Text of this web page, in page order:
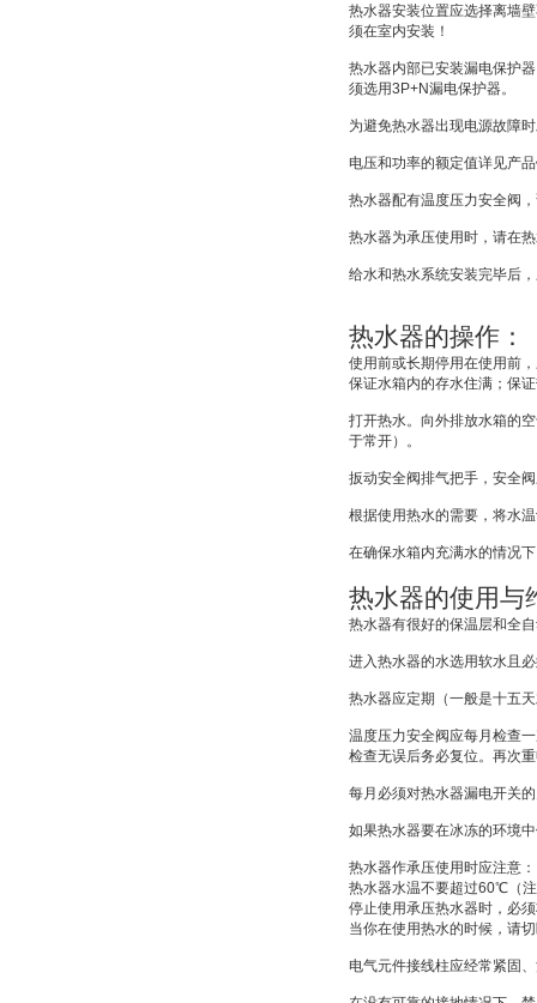
热水器安装位置应选择离墙
须在室内安装！
热水器内部已安装漏电保护
须选用3P+N漏电保护器。
为避免热水器出现电源故障
电压和功率的额定值详见产
热水器配有温度压力安全阀
热水器为承压使用时，请在
给水和热水系统安装完毕后
热水器的操作：
使用前或长期停用在使用前
保证水箱内的存水住满；保
打开热水。向外排放水箱的
于常开）。
扳动安全阀排气把手，安全
根据使用热水的需要，将水
在确保水箱内充满水的情况
热水器的使用与
热水器有很好的保温层和全
进入热水器的水选用软水且
热水器应定期（一般是十五
温度压力安全阀应每月检查
检查无误后务必复位。再次
每月必须对热水器漏电开关
如果热水器要在冰冻的环境
热水器作承压使用时应注意：
热水器水温不要超过60℃ （
停止使用承压热水器时，必
当你在使用热水的时候，请
电气元件接线柱应经常紧固